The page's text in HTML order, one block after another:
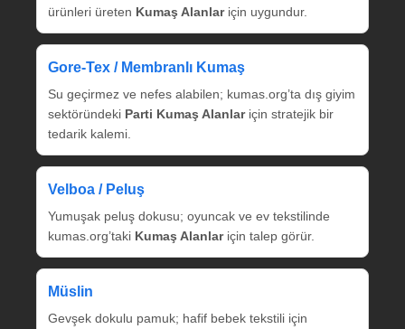
ürünleri üreten Kumaş Alanlariçin uygundur.
Gore‑Tex / Membranlı Kumaş
Su geçirmez ve nefes alabilen; kumas.org’ta dış giyim
sektöründeki Parti Kumaş Alanlariçin stratejik bir
tedarik kalemi.
Velboa / Peluş
Yumuşak peluş dokusu; oyuncak ve ev tekstilinde
kumas.org’taki Kumaş Alanlariçin talep görür.
Müslin
Gevşek dokulu pamuk; hafif bebek tekstili için